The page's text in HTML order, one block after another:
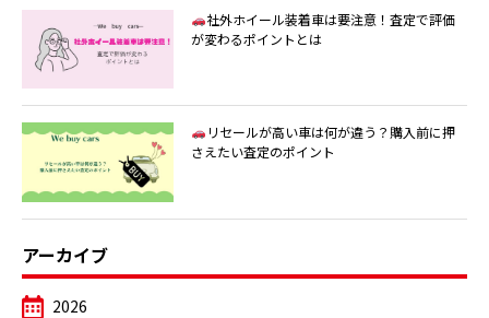
社外ホイール装着車は要注意！査定で評価
が変わるポイントとは
リセールが高い車は何が違う？購入前に押
さえたい査定のポイント
アーカイブ
2026